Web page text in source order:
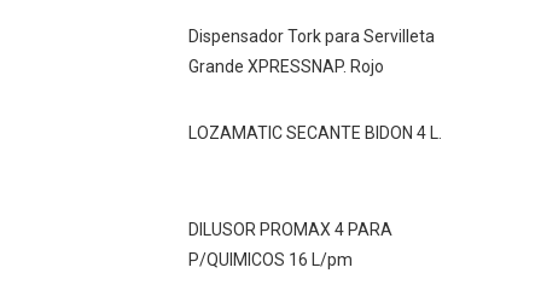
Dispensador Tork para Servilleta
Grande XPRESSNAP. Rojo
LOZAMATIC SECANTE BIDON 4 L.
DILUSOR PROMAX 4 PARA
P/QUIMICOS 16 L/pm